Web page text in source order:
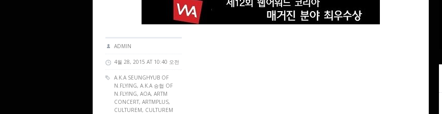
ADMIN
4월 28, 2015 AT 10:40 오전
A.K.A SEUNGHYUB OF
N.FLYING, A.K.A 승협 OF
N.FLYING, AOA, ARTM
CONCERT, ARTMPLUS,
CULTUREM, CULTUREM